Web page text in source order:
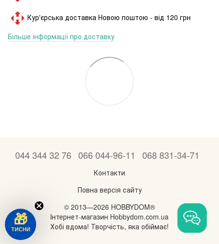
Кур'єрська доставка Новою поштою - від 120 грн
Більше інформації про доставку
044 344 32 76 066 044-96-11 068 831-34-71
Контакти
Повна версія сайту
© 2013—2026 HOBBYDOM®
Інтернет-магазин Hobbydom.com.ua
Хобі вдома! Творчість, яка обіймає!
🎁
ТИСНИ